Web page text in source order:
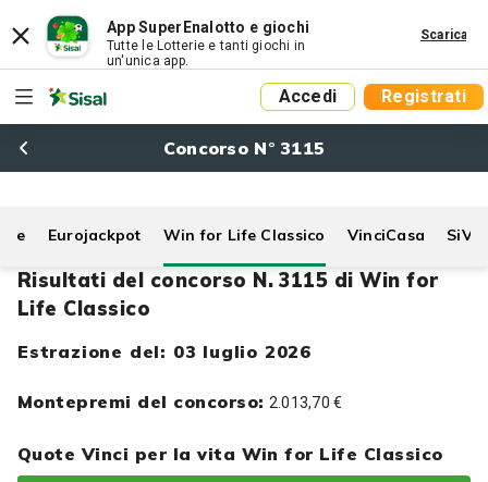
App SuperEnalotto e giochi
Tutte le Lotterie e tanti giochi in
un'unica app.
Scarica
Accedi Registrati
Concorso N° 3115
Eurojackpot Win for Life Classico VinciCasa
Risultati del concorso N. 3115 di Win for
Life Classico
Estrazione del: 03 luglio 2026
Montepremi del concorso: 2.013,70 €
Quote Vinci per la vita Win for Life Classico